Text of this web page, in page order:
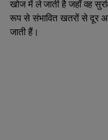
खोज में ले जाती है जहाँ वह
रूप से संभावित खतरों से दूर
जाती हैं।